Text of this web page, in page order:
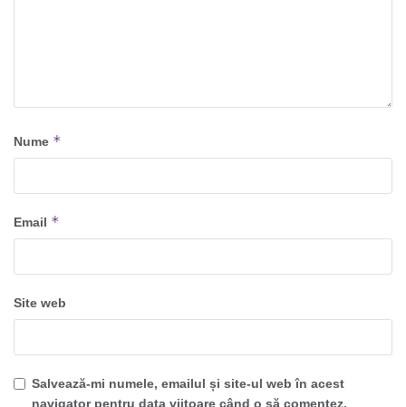
Nume *
Email *
Site web
Salvează-mi numele, emailul și site-ul web în acest
navigator pentru data viitoare când o să comentez.